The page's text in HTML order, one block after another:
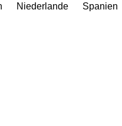
Niederlande Spanien